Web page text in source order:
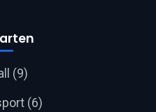
(9)
(6)